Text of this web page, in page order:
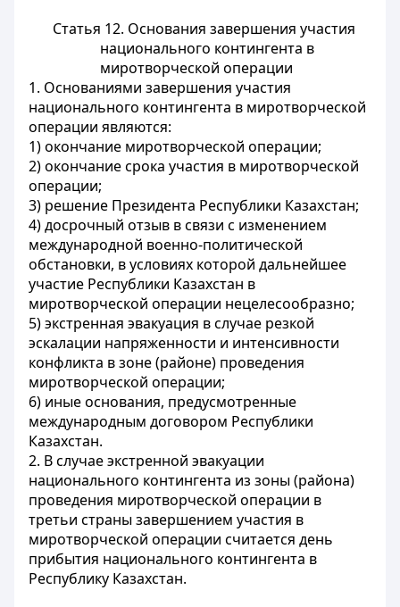
Статья 12. Основания завершения участия
национального контингента в
миротворческой операции
1. Основаниями завершения участия
национального контингента в миротворческой
операции являются:
1) окончание миротворческой операции;
2) окончание срока участия в миротворческой
операции;
3) решение Президента Республики Казахстан;
4) досрочный отзыв в связи с изменением
международной военно-политической
обстановки, в условиях которой дальнейшее
участие Республики Казахстан в
миротворческой операции нецелесообразно;
5) экстренная эвакуация в случае резкой
эскалации напряженности и интенсивности
конфликта в зоне (районе) проведения
миротворческой операции;
6) иные основания, предусмотренные
международным договором Республики
Казахстан.
2. В случае экстренной эвакуации
национального контингента из зоны (района)
проведения миротворческой операции в
третьи страны завершением участия в
миротворческой операции считается день
прибытия национального контингента в
Республику Казахстан.